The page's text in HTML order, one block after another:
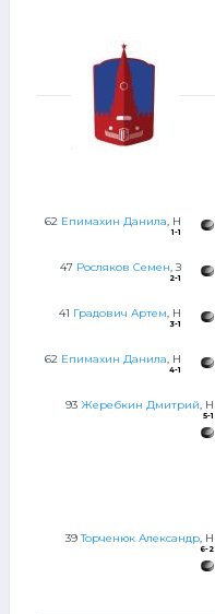
62 Епимахин Данила, Н
1-1
47 Росляков Семен, З
2-1
41 Градович Артем, Н
3-1
62 Епимахин Данила, Н
4-1
93 Жеребкин Дмитрий, Н
5-1
39Торченюк Александр, Н
6-2